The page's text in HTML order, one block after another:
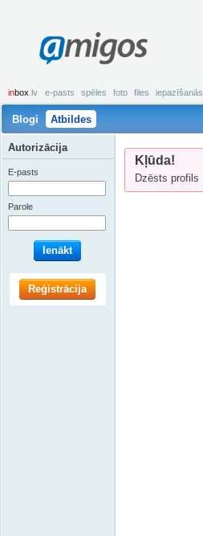
amigos
inbox .lv e-pasts spēles foto files iepazīšanās
Blogi Atbildes
Kļūda!
Dzēsts profils
Autorizācija
E-pasts
Parole
Ienākt
Reģistrācija